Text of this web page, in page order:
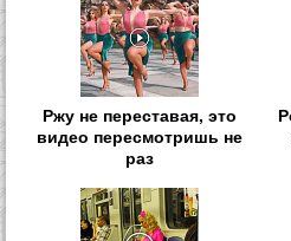
Ржу не переставая, это
видео пересмотришь не
раз